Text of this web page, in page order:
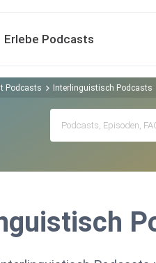
Erlebe Podcasts
Podcasts Interlinguistisch Podcasts